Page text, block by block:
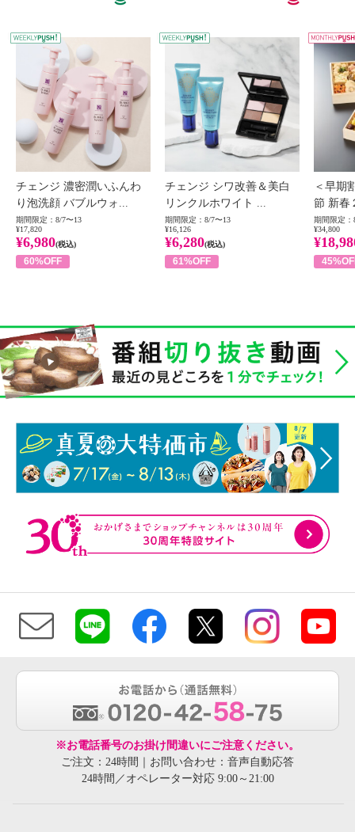
WEEKLY PUSH
チェンジ 濃密潤いふんわ
り泡洗顔 バブルウォ...
期間限定：8/7〜13
¥17,820
¥6,980(税込)
60%OFF
チェンジ シワ改善＆美白
リンクルホワイト ...
期間限定：8/7〜13
¥16,126
¥6,280(税込)
61%OFF
＜早期
節 新春
期間限定：
¥34,800
※お電話番号のお掛け間違いにご注意ください。
ご注文：24時間｜お問い合わせ：音声自動応答
24時間／オペレーター対応 9:00～21:00